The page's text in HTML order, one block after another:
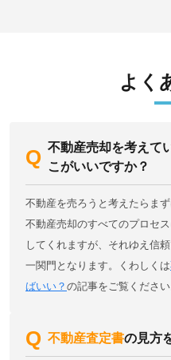
よく
不動産売却を考えて
こがいいですか？
不動産を売ろうと考えたらま
不動産売却のすべてのプロセ
してくれますが、それゆえ信
一関門となります。くわしくは
ばいい？ の記事をご覧ください
不動産査定書の見方